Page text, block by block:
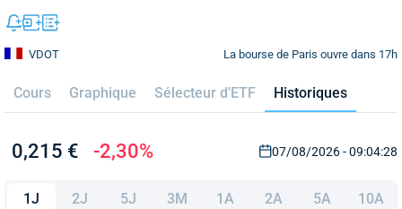
La bourse de Paris ouvre dans 17h
VDOT
Cours Graphique Sélecteur d'ETF Historiques
0,215 € -2,30% 07/08/2026 - 09:04:28
1J 2J 5J 3M 1A 2A 5A 10A